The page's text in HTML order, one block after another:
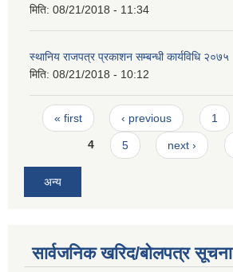
मिति: 08/21/2018 - 11:34
स्थानिय राजपत्र प्रकाशन सम्बन्धी कार्यविधि २०७५
मिति: 08/21/2018 - 10:12
Pages
« first ‹ previous 1
4 5 next ›
अन्य
सार्वजनिक खरिद/बोलपत्र सूचना